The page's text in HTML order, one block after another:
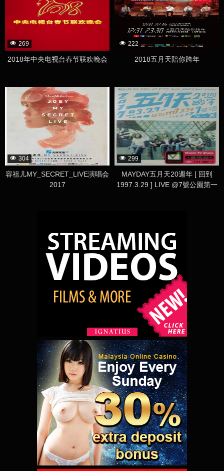
269
2018年中央电视台春节联欢晚会
222
2018五月天陪你跨年
304
容祖儿MY_SECRET_LIVE演唱会
2017
299
MAYDAY五月天20週年 [ 回到
1997.3.29 ] LIVE @7號公園第一